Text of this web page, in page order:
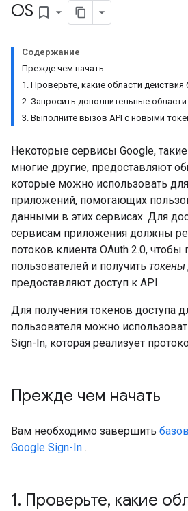
OS bookmark_border
Содержание
Прежде чем начать
1. Проверьте, какие области
2. Запросить дополнительные
3. Выполните вызов API с новыми
Некоторые сервисы Google,
многие другие, предоставляют
которые можно использовать
приложений, помогающих
данными в этих сервисах. Для
сервисам приложения должны
потоков клиента OAuth 2.0, чтобы
пользователей и получить токены
предоставляют доступ к API.
Для получения токенов доступа
пользователя можно
Sign-In, которая реализует
Прежде чем начать
Вам необходимо завершить
Google Sign-In .
1. Проверьте, какие